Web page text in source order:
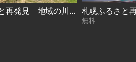
札幌ふるさと再発見 地域の川を美しく～土功川の美化ボランティア～2026年7月18日放送
無料